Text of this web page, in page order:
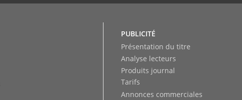
PUBLICITÉ
Annonces commerciales
Présentation du titre
Analyse lecteurs
Produits journal
Tarifs